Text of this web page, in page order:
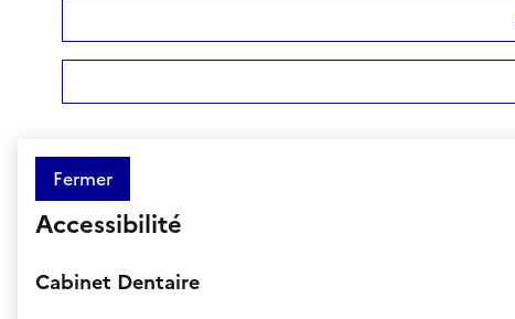
Fermer
Accessibilité
Cabinet Dentaire